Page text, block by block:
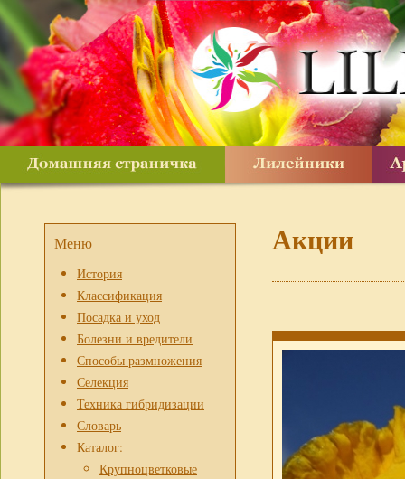
Меню
История
Классификация
Посадка и уход
Болезни и вредители
Способы размножения
Селекция
Техника гибридизации
Словарь
Каталог:
Крупноцветковые
Акции